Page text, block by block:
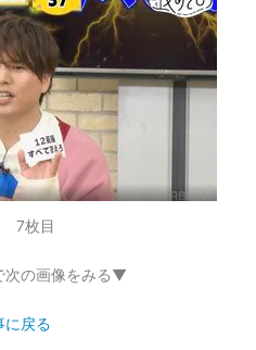
7枚目
の画像をみる▼
に戻る